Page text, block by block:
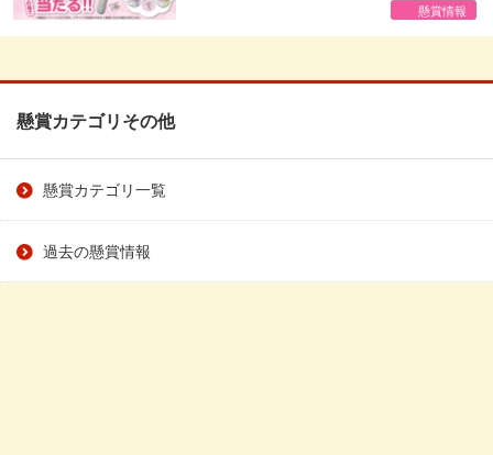
懸賞情報
懸賞カテゴリその他
懸賞カテゴリ一覧
過去の懸賞情報